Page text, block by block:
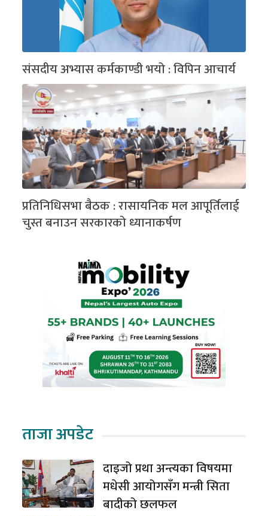
संसदीय अभ्यास कर्मकाण्डी भयो : विपिन आचार्य
प्रतिनिधिसभा बैठक : रासायनिक मल आपूर्तिलाई
चुस्त बनाउन सरकारको ध्यानाकर्षण
ताजा अपडेट
दाइजो प्रथा अन्त्यका विषयमा
मधेसी आयोगसँग मन्त्री सिता
बादीको छलफल